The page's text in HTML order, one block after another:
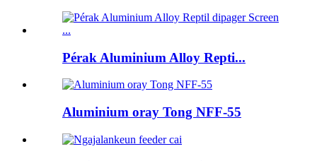
Pérak Aluminium Alloy Repti...
Aluminium oray Tong NFF-55